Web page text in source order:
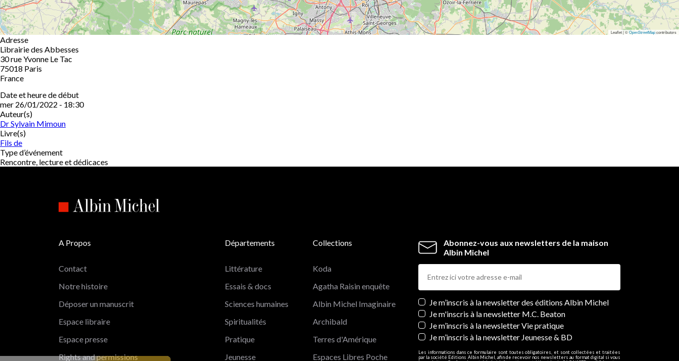
Leaflet | ©OpenStreetMapcontributors
Adresse
Librairie des Abbesses
30 rue Yvonne Le Tac
75018 Paris
France
Date et heure de début
mer 26/01/2022 - 18:30
Auteur(s)
Dr Sylvain Mimoun
Livre(s)
Fils de
Type d’événement
Rencontre, lecture et dédicaces
Abonnez-vous aux newsletters de la maison
Albin Michel
Newsletters
Je m’inscris à la newsletter des éditions Albin Michel
Je m'inscris à la newsletter M.C. Beaton
Je m’inscris à la newsletter Vie pratique
Je m’inscris à la newsletter Jeunesse & BD
Les informations dans ce formulaire sont toutes obligatoires, et sont collectées et traitées
par la société Editions Albin Michel, afin de recevoir nos newsletters au format digital si vous
A Propos
Contact
Notre histoire
Déposer un manuscrit
Espace libraire
Espace presse
Rights and permissions
Départements
Littérature
Essais & docs
Sciences humaines
Spiritualités
Pratique
Jeunesse
Collections
Koda
Agatha Raisin enquête
Albin Michel Imaginaire
Archibald
Terres d'Amérique
Espaces Libres Poche